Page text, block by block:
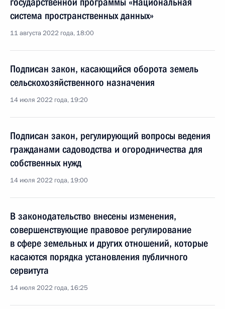
система пространственных данных»
11 августа 2022 года, 18:00
Подписан закон, касающийся оборота земель
сельскохозяйственного назначения
14 июля 2022 года, 19:20
Подписан закон, регулирующий вопросы ведения
гражданами садоводства и огородничества для
собственных нужд
14 июля 2022 года, 19:00
В законодательство внесены изменения,
совершенствующие правовое регулирование
в сфере земельных и других отношений, которые
касаются порядка установления публичного
сервитута
14 июля 2022 года, 16:25